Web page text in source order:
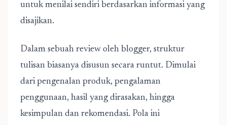
untuk menilai sendiri berdasarkan informasi yang
disajikan.
Dalam sebuah review oleh blogger, struktur
tulisan biasanya disusun secara runtut. Dimulai
dari pengenalan produk, pengalaman
penggunaan, hasil yang dirasakan, hingga
kesimpulan dan rekomendasi. Pola ini